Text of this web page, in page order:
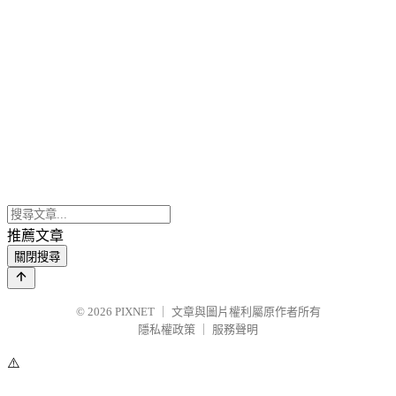
推薦文章
關閉搜尋
© 2026 PIXNET
文章與圖片權利屬原作者所有
隱私權政策
服務聲明
⚠️